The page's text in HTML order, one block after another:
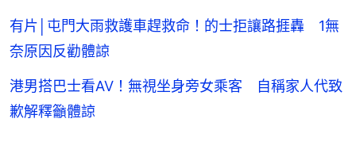
有片│屯門大雨救護車趕救命！的士拒讓路捱轟 1無
奈原因反勸體諒
港男搭巴士看AV！無視坐身旁女乘客 自稱家人代致
歉解釋籲體諒